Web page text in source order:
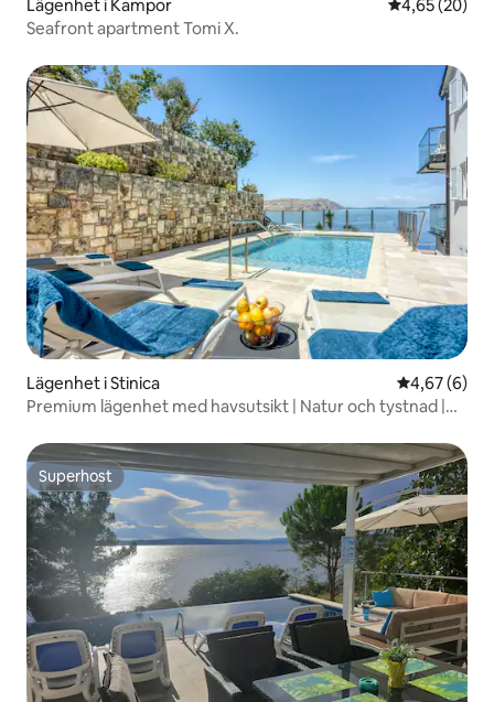
Lägenhet i Kampor 4,65 av 5 i
4,65 (20)
Seafront apartment Tomi X.
Lägenhet i Stinica 4,67 av 5 i
4,67 (6)
Premium lägenhet med havsutsikt | Natur och tystnad |
Superhost
Superhost